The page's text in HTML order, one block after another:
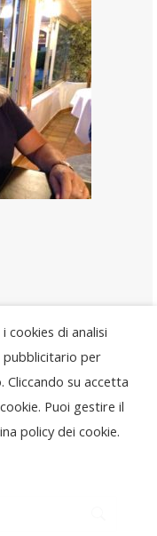
cookies di analisi
per
su accetta
Puoi gestire il
policy dei cookie.